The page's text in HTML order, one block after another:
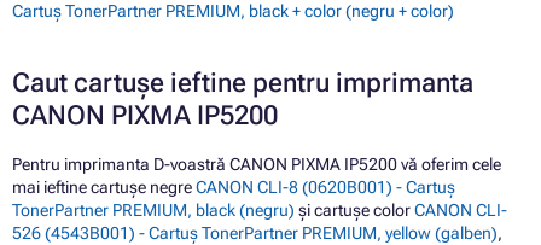
Cartuș TonerPartner PREMIUM, black + color (negru + color)
Caut cartușe ieftine pentru imprimanta
CANON PIXMA IP5200
Pentru imprimanta D-voastră CANON PIXMA IP5200 vă oferim cele
mai ieftine cartușe negreCANON CLI-8 (0620B001) - Cartuș
TonerPartner PREMIUM, black (negru) și cartușe colorCANON CLI-
526 (4543B001) - Cartuș TonerPartner PREMIUM, yellow (galben),